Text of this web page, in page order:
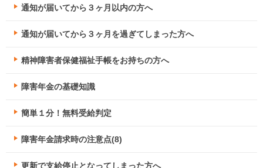
通知が届いてから３ヶ月以内の方へ
通知が届いてから３ヶ月を過ぎてしまった方へ
精神障害者保健福祉手帳をお持ちの方へ
障害年金の基礎知識
簡単１分！無料受給判定
障害年金請求時の注意点(8)
更新で支給停止となってしまった方へ